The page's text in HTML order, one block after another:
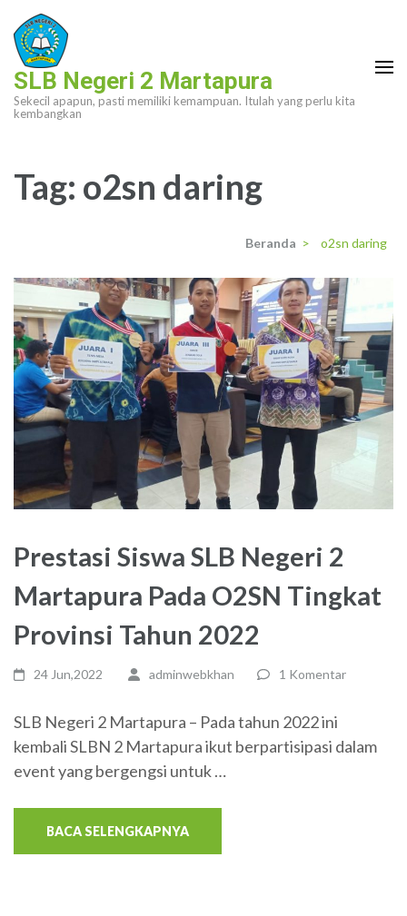
Lompat
ke
konten
(Tekan
Enter)
SLB Negeri 2 Martapura
Sekecil apapun, pasti memiliki kemampuan. Itulah yang perlu kita
kembangkan
Tag: o2sn daring
Beranda > o2sn daring
Prestasi Siswa SLB Negeri 2
Martapura Pada O2SN Tingkat
Provinsi Tahun 2022
24 Jun,2022 adminwebkhan 1 Komentar
SLB Negeri 2 Martapura – Pada tahun 2022 ini
kembali SLBN 2 Martapura ikut berpartisipasi dalam
event yang bergengsi untuk …
BACA SELENGKAPNYA